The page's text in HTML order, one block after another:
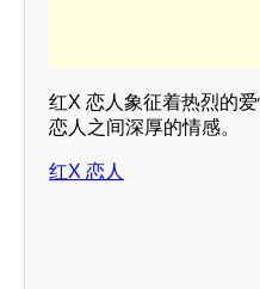
红X 恋人象征着热烈的
恋人之间深厚的情感。
红X 恋人